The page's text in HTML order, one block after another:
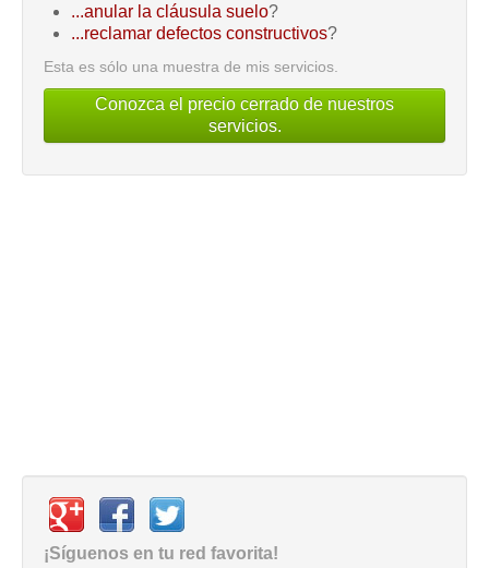
...anular la cláusula suelo?
...reclamar defectos constructivos?
Esta es sólo una muestra de mis servicios.
Conozca el precio cerrado de nuestros
servicios.
¡Síguenos en tu red favorita!